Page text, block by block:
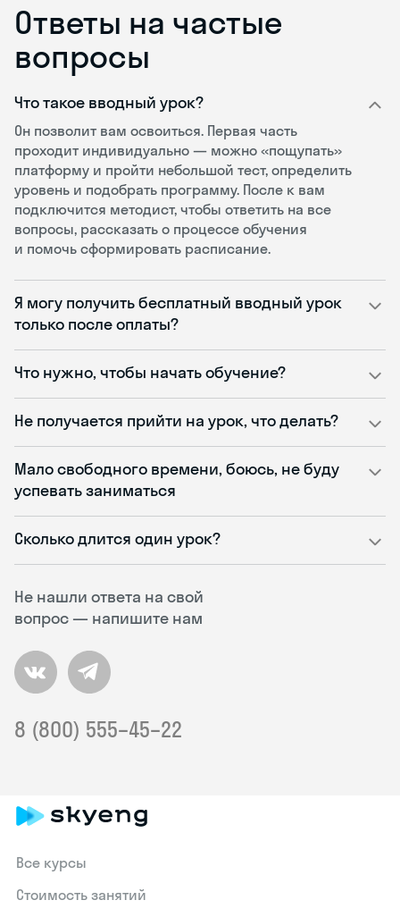
Ответы на частые
вопросы
Не нашли ответа на свой
вопрос — напишите нам
8 (800) 555–45–22
Что такое вводный урок?
Он позволит вам освоиться. Первая часть
проходит индивидуально — можно «пощупать»
платформу и пройти небольшой тест, определить
уровень и подобрать программу. После к вам
подключится методист, чтобы ответить на все
вопросы, рассказать о процессе обучения
и помочь сформировать расписание.
Я могу получить бесплатный вводный урок
только после оплаты?
Что нужно, чтобы начать обучение?
Не получается прийти на урок, что делать?
Мало свободного времени, боюсь, не буду
успевать заниматься
Сколько длится один урок?
Все курсы
Стоимость занятий